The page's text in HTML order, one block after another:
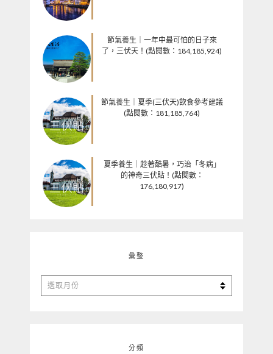
節氣養生｜一年中最可怕的日子來
了，三伏天！(點閱數：184,185,924)
節氣養生｜夏季(三伏天)飲食參考建議
(點閱數：181,185,764)
夏季養生｜趁著酷暑，巧治「冬病」
的神奇三伏貼！(點閱數：
176,180,917)
彙整
彙
整
分類